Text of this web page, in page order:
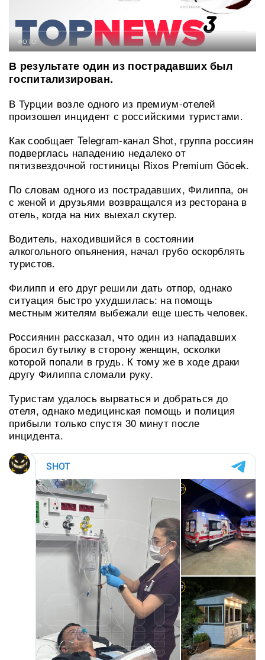
ФОТО:
В результате один из пострадавших был
госпитализирован.
В Турции возле одного из премиум-отелей
произошел инцидент с российскими туристами.
Как сообщает Telegram-канал Shot, группа россиян
подверглась нападению недалеко от
пятизвездочной гостиницы Rixos Premium Göcek.
По словам одного из пострадавших, Филиппа, он
с женой и друзьями возвращался из ресторана в
отель, когда на них выехал скутер.
Водитель, находившийся в состоянии
алкогольного опьянения, начал грубо оскорблять
туристов.
Филипп и его друг решили дать отпор, однако
ситуация быстро ухудшилась: на помощь
местным жителям выбежали еще шесть человек.
Россиянин рассказал, что один из нападавших
бросил бутылку в сторону женщин, осколки
которой попали в грудь. К тому же в ходе драки
другу Филиппа сломали руку.
Туристам удалось вырваться и добраться до
отеля, однако медицинская помощь и полиция
прибыли только спустя 30 минут после
инцидента.